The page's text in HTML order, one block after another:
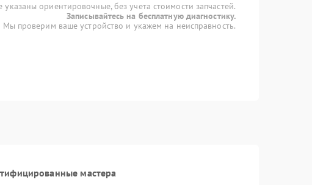
указаны ориентировочные, без учета стоимости запчастей.
Записывайтесь на бесплатную диагностику.
Мы проверим ваше устройство и укажем на неисправность.
мастера